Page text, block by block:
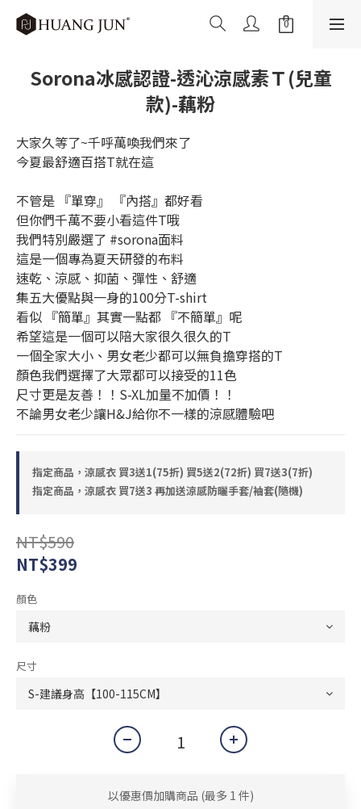
Sorona冰感認證-透沁涼感素Ｔ(兒童
款)-藕粉
大家久等了~千呼萬喚我們來了
今夏最舒適百搭T就在這
不管是 『單穿』 『內搭』都好看
但你們千萬不要小看這件T哦
我們特別嚴選了 #sorona面料
這是一個專為夏天研發的布料
速乾、涼感、抑菌、彈性、舒適
集五大優點與一身的100分T-shirt
看似 『簡單』其實一點都 『不簡單』呢
希望這是一個可以陪大家很久很久的T
一個全家大小、男女老少都可以無負擔穿搭的T
顏色我們選擇了大眾都可以接受的11色
尺寸更是友善！！S-XL加量不加價！！
不論男女老少讓H&J給你不一樣的涼感體驗吧
指定商品，涼感衣 買3送1(75折) 買5送2(72折) 買7送3(7折)
指定商品，涼感衣 買7送3 再加送涼感防曬手套/袖套(隨機)
NT$590
NT$399
顏色
尺寸
以優惠價加購商品 (最多 1 件)